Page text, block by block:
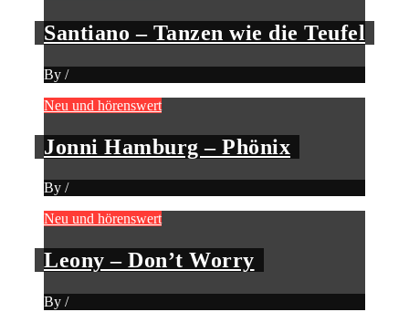
Santiano – Tanzen wie die Teufel
By /
Neu und hörenswert
Jonni Hamburg – Phönix
By /
Neu und hörenswert
Leony – Don’t Worry
By /